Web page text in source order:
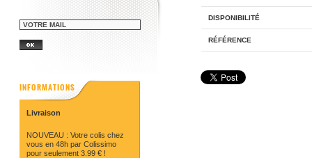
INFORMATIONS
Livraison
NOUVEAU : Votre colis chez
vous en 48h par Colissimo
pour seulement 3.99 € !
DISPONIBILITÉ
RÉFÉRENCE